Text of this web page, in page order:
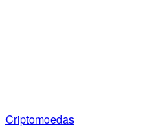
Criptomoedas